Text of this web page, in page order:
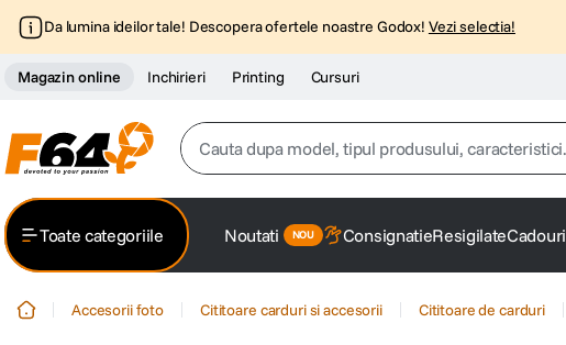
Da lumina ideilor tale! Descopera ofertele noastre Godox! Vezi selectia!
Magazin online Inchirieri Printing Cursuri
Cauta dupa model, tipul produsului, caracteristici...
2. trepied
Toate categoriile Noutati ConsignatieResigilateCadouri
Accesorii foto Cititoare carduri si accesorii Cititoare de carduri